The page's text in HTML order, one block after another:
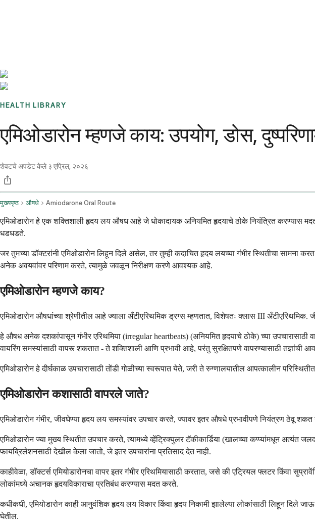
HEALTH LIBRARY
एमिओडारोन म्हणजे काय: उपयोग, डोस,
शेवटचे अपडेट केले ३ एप्रिल, २०२६
मुख्यपृष्ठ औषधे Amiodarone Oral Route
एमिओडारोन हे एक शक्तिशाली हृदय लय औषध आहे जे धोकादायक अनियमित हृदयाचे ठोके नियंत्रित करण्यास
धडधडते.
जर तुमच्या डॉक्टरांनी एमिओडारोन लिहून दिले असेल, तर तुम्ही कदाचित हृदय लयच्या गंभीर स्थितीचा
अनेक अवयवांवर परिणाम करते, त्यामुळे जवळून निरीक्षण करणे आवश्यक आहे.
एमिओडारोन म्हणजे काय?
एमिओडारोन औषधांच्या श्रेणीतील आहे ज्याला अँटीएरिथमिक ड्रग्स म्हणतात, विशेषतः क्लास III
हे औषध अनेक दशकांपासून गंभीर एरिथमिया (irregular heartbeats) (अनियमित हृदयाचे ठोके) च्या उपचारासाठी
वायरिंग समस्यांसाठी वापरू शकतात - ते शक्तिशाली आणि प्रभावी आहे, परंतु सुरक्षितपणे वापरण्यासाठी तज्ञांची
एमिओडारोन हे दीर्घकाळ उपचारासाठी तोंडी गोळीच्या स्वरूपात येते, जरी ते रुग्णालयातील आपत्कालीन
एमिओडारोन कशासाठी वापरले जाते?
एमिओडारोन गंभीर, जीवघेण्या हृदय लय समस्यांवर उपचार करते, ज्यावर इतर औषधे प्रभावीपणे नियंत्रण ठेवू शकत
एमिओडारोन ज्या मुख्य स्थितीत उपचार करते, त्यामध्ये व्हेंट्रिक्युलर टॅकीकार्डिया (खालच्या कप्प्यांमधून
फायब्रिलेशनसाठी देखील केला जातो, जे इतर उपचारांना प्रतिसाद देत नाही.
काहीवेळा, डॉक्टर्स एमियोडारोनचा वापर इतर गंभीर एरिथमियासाठी करतात, जसे की एट्रियल फ्लटर किंवा
लोकांमध्ये अचानक हृदयविकाराचा प्रतिबंध करण्यास मदत करते.
कधीकधी, एमियोडारोन काही आनुवंशिक हृदय लय विकार किंवा हृदय निकामी झालेल्या लोकांसाठी लिहून दिले जाऊ
घेतील.